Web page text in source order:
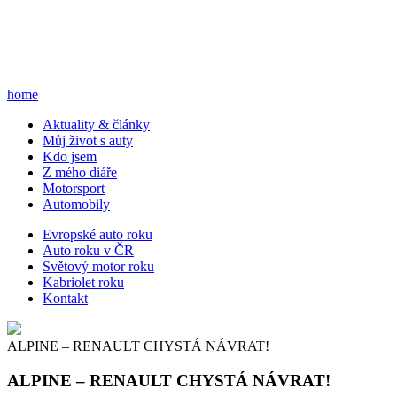
home
Aktuality & články
Můj život s auty
Kdo jsem
Z mého diáře
Motorsport
Automobily
Evropské auto roku
Auto roku v ČR
Světový motor roku
Kabriolet roku
Kontakt
ALPINE – RENAULT CHYSTÁ NÁVRAT!
ALPINE – RENAULT CHYSTÁ NÁVRAT!